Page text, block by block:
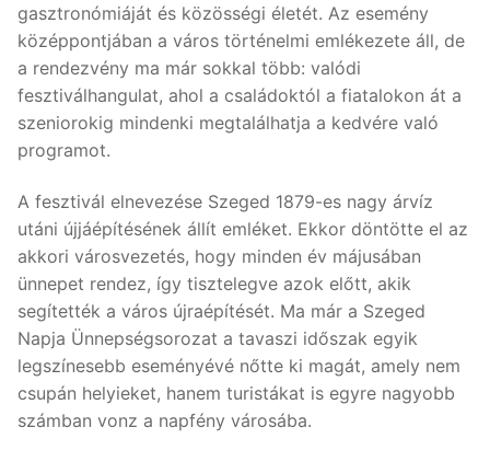
gasztronómiáját és közösségi életét. Az esemény
középpontjában a város történelmi emlékezete áll, de
a rendezvény ma már sokkal több: valódi
fesztiválhangulat, ahol a családoktól a fiatalokon át a
szeniorokig mindenki megtalálhatja a kedvére való
programot.
A fesztivál elnevezése Szeged 1879-es nagy árvíz
utáni újjáépítésének állít emléket. Ekkor döntötte el az
akkori városvezetés, hogy minden év májusában
ünnepet rendez, így tisztelegve azok előtt, akik
segítették a város újraépítését. Ma már a Szeged
Napja Ünnepségsorozat a tavaszi időszak egyik
legszínesebb eseményévé nőtte ki magát, amely nem
csupán helyieket, hanem turistákat is egyre nagyobb
számban vonz a napfény városába.